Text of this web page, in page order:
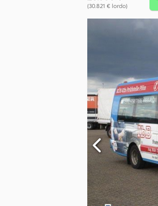
(30.821 € lordo)